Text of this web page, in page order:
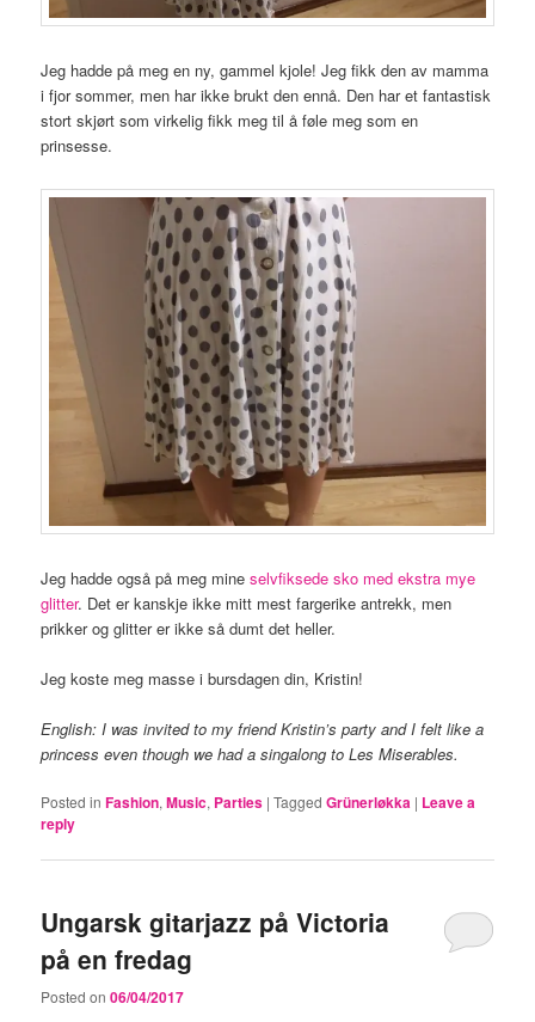
Jeg hadde på meg en ny, gammel kjole! Jeg fikk den av mamma
i fjor sommer, men har ikke brukt den ennå. Den har et fantastisk
stort skjørt som virkelig fikk meg til å føle meg som en
prinsesse.
Jeg hadde også på meg mineselvfiksede sko med ekstra mye
glitter. Det er kanskje ikke mitt mest fargerike antrekk, men
prikker og glitter er ikke så dumt det heller.
Jeg koste meg masse i bursdagen din, Kristin!
English: I was invited to my friend Kristin’s party and I felt like a
princess even though we had a singalong to Les Miserables.
Posted in Fashion,Music, Parties |Tagged Grünerløkka | Leave a
reply
Ungarsk gitarjazz på Victoria
på en fredag
Posted on06/04/2017